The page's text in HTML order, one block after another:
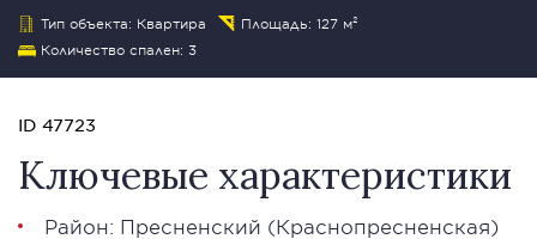
Тип объекта: Квартира
Площадь: 127 м²
Количество спален: 3
ID 47723
Ключевые характеристики
Район: Пресненский (Краснопресненская)